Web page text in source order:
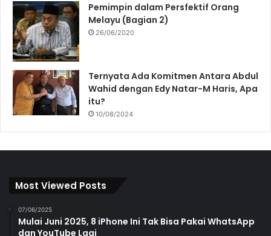
Pemimpin dalam Persfektif Orang
Melayu (Bagian 2)
26/06/2020
Ternyata Ada Komitmen Antara Abdul
Wahid dengan Edy Natar-M Haris, Apa
itu?
10/08/2024
Most Viewed Posts
07/06/2025
Mulai Juni 2025, 8 iPhone Ini Tak Bisa Pakai WhatsApp
dan YouTube Lagi